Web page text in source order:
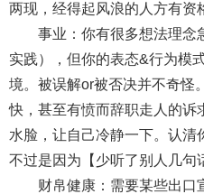
两现，经得起风浪的人方有资
事业：你有很多想法理念
实践），但你的表态&行为模
境。被误解or被否决并不奇怪
快，甚至有愤而辞职走人的诉
水脸，让自己冷静一下。认清
不过是因为【少听了别人几句
财帛健康：需要某些出口